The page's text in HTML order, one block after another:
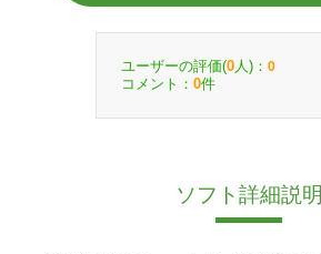
ユーザーの評価(0 人)： 0
コメント： 0件
ソフト詳細説明